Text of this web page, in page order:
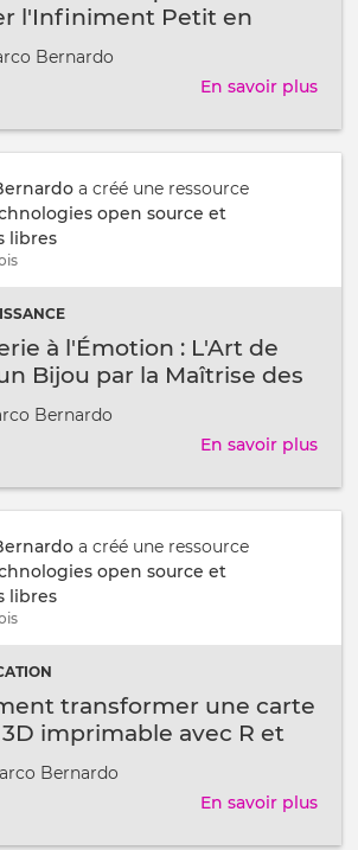
l'Infiniment Petit en
Bernardo
En savoir plus
la
a créé une ressource
open source et
libres
à l'Émotion : L'Art de
Bijou par la Maîtrise des
Bernardo
En savoir plus
a créé une ressource
open source et
libres
transformer une carte
imprimable avec R et
ouvertes
Bernardo
En savoir plus